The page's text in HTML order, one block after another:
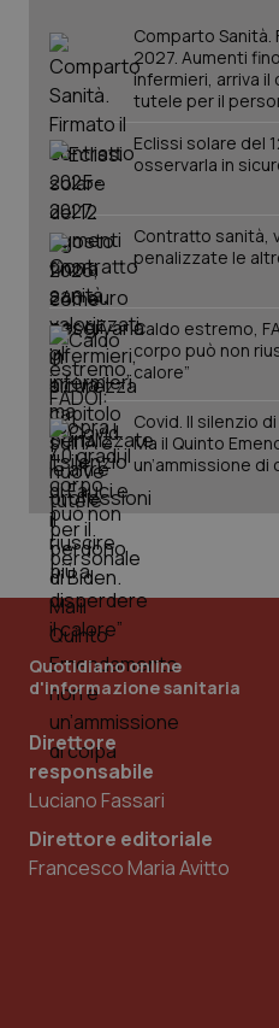
Comparto
2027. Aumenti
infermieri, arriva il
tutele per il
Eclissi solare del
osservarla in
Contratto sanità,
penalizzate le
Caldo estremo,
corpo può non
calore”
Covid. Il silenzio
Ma il Quinto
un’ammissione di
Quotidiano online
d'informazione sanitaria
Direttore
responsabile
Luciano Fassari
Direttore editoriale
Francesco Maria Avitto
PHPSESSID